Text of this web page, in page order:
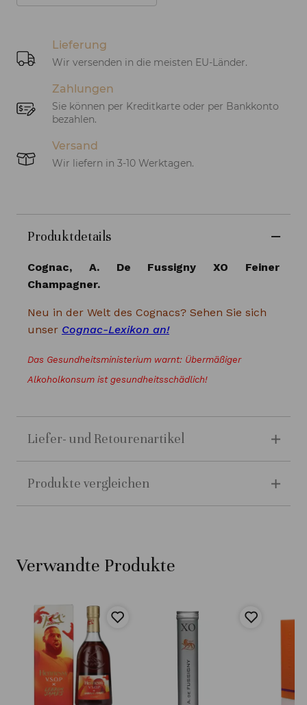
Lieferung
Wir versenden in die meisten EU-Länder.
Zahlungen
Sie können per Kreditkarte oder per Bankkonto
bezahlen.
Versand
Wir liefern in 3-10 Werktagen.
Produktdetails
Cognac, A. De Fussigny XO Feiner
Champagner.
Neu in der Welt des Cognacs? Sehen Sie sich
unser Cognac-Lexikon an!
Das Gesundheitsministerium warnt: Übermäßiger
Alkoholkonsum ist gesundheitsschädlich!
Liefer- und Retourenartikel
Produkte vergleichen
Verwandte Produkte